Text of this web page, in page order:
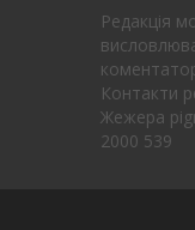
Редакція
Контакти
Жежера
2000 539